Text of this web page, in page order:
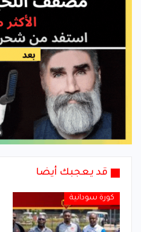
قد يعجبك أيضا
كورة سودانية